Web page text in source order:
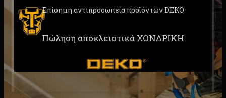
Επίσημη αντιπροσωπεία προϊόντων DEKO
Πώληση αποκλειστικά ΧΟΝΔΡΙΚΗ
Βάρος: 1,6 kg
Περιλαμβάνει: 1 τεμ. λαβή, 1 τεμ. χάρακα, 1 τεμ.
κλειδί τσοκ, 2 τεμ. καρβουνάκια, εγχειρίδιο
χρήσης